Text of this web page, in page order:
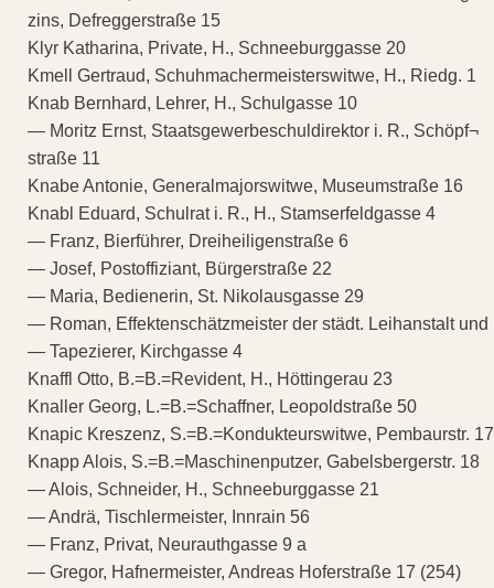
zins, Defreggerstraße 15
Klyr Katharina, Private, H., Schneeburggasse 20
Kmell Gertraud, Schuhmachermeisterswitwe, H., Riedg. 1
Knab Bernhard, Lehrer, H., Schulgasse 10
— Moritz Ernst, Staatsgewerbeschuldirektor i. R., Schöpf¬
straße 11
Knabe Antonie, Generalmajorswitwe, Museumstraße 16
Knabl Eduard, Schulrat i. R., H., Stamserfeldgasse 4
— Franz, Bierführer, Dreiheiligenstraße 6
— Josef, Postoffiziant, Bürgerstraße 22
— Maria, Bedienerin, St. Nikolausgasse 29
— Roman, Effektenschätzmeister der städt. Leihanstalt und
— Tapezierer, Kirchgasse 4
Knaffl Otto, B.=B.=Revident, H., Höttingerau 23
Knaller Georg, L.=B.=Schaffner, Leopoldstraße 50
Knapic Kreszenz, S.=B.=Kondukteurswitwe, Pembaurstr. 17
Knapp Alois, S.=B.=Maschinenputzer, Gabelsbergerstr. 18
— Alois, Schneider, H., Schneeburggasse 21
— Andrä, Tischlermeister, Innrain 56
— Franz, Privat, Neurauthgasse 9 a
— Gregor, Hafnermeister, Andreas Hoferstraße 17 (254)